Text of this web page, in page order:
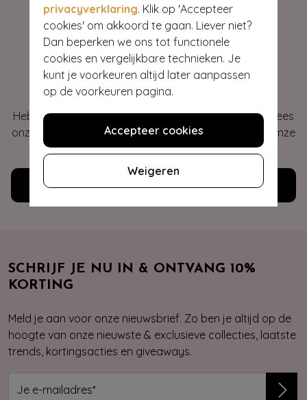
privacyverklaring. Klik op 'Accepteer
cookies' om akkoord te gaan. Liever niet?
Dan beperken we ons tot functionele
cookies en vergelijkbare technieken. Je
kunt je voorkeuren altijd later aanpassen
op de voorkeuren pagina.
Accepteer cookies
Weigeren
Hey gorgeous
Heb je vragen of heb je hulp nodig bij je bestelling? Lees
onze veelgestelde vragen of neem contact op met onze
klantenservice. Wij helpen je graag!
Klantenservice
SCHRIJF JE NU IN & ONTVANG 10%
KORTING
Meld je aan voor onze nieuwsbrief. Zo ben je altijd op de
hoogte van onze nieuwste & exclusieve collecties, laatste
trends, kortingsacties en giveaways.